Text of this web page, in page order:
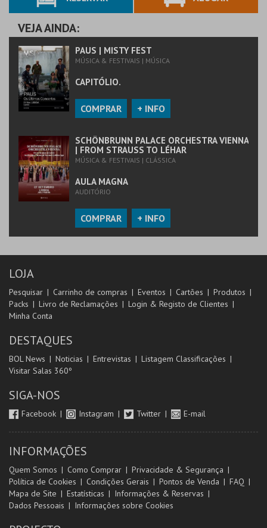
VEJA AINDA:
PAUS | MISTY FEST
MÚSICA & FESTIVAIS | MÚSICA
CAPITÓLIO.
COMPRAR + INFO
SCHÖNBRUNN PALACE ORCHESTRA VIENNA
| FROM STRAUSS TO LÉHAR
MÚSICA & FESTIVAIS | CLÁSSICA
AULA MAGNA
AUDITÓRIO
COMPRAR + INFO
LOJA
Pesquisar Carrinho de compras Eventos Cartões
Produtos
Packs
Livro de Reclamações
Login & Registo de Clientes
Minha Conta
DESTAQUES
BOL News Noticias Entrevistas
Listagem Classificações
Visitar Salas 360º
SIGA-NOS
Facebook Instagram Twitter E-mail
INFORMAÇÕES
Quem Somos Como Comprar
Privacidade & Segurança
Política de Cookies
Condições Gerais Pontos de Venda
FAQ
Mapa de Site
Estatísticas
Informações & Reservas
Dados Pessoais
Informações sobre Cookies